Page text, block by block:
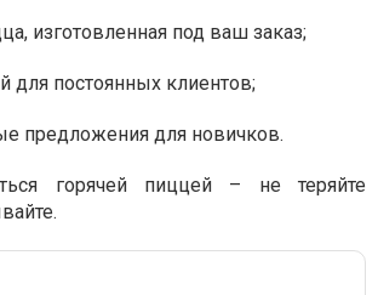
изготовленная под ваш заказ;
для постоянных клиентов;
предложения для новичков.
горячей пиццей – не теряйте